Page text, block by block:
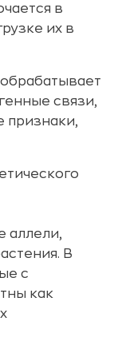
в
их в
связи,
признаки,
аллели,
В
с
как